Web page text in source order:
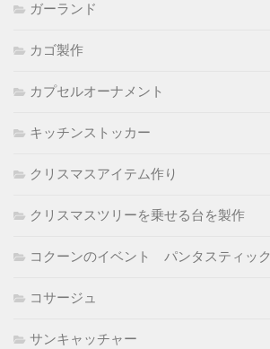
ガーランド
カゴ製作
カプセルオーナメント
キッチンストッカー
クリスマスアイテム作り
クリスマスツリーを乗せる台を製作
コクーンのイベント パンタスティック
コサージュ
サンキャッチャー